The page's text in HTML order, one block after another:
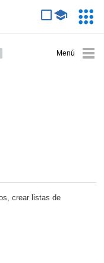
crear listas de